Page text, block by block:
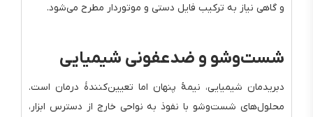
و گاهی نیاز به ترکیب فایل دستی و موتوردار مطرح می‌شود.
شست‌وشو و ضدعفونی شیمیایی
دبریدمان شیمیایی، نیمهٔ پنهان اما تعیین‌کنندهٔ درمان است.
محلول‌های شست‌وشو با نفوذ به نواحی خارج از دسترس ابزار،